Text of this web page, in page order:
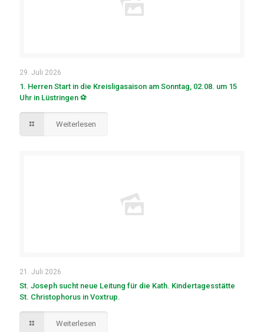
29. Juli 2026
1. Herren Start in die Kreisligasaison am Sonntag, 02.08. um 15
Uhr in Lüstringen ⚽
Weiterlesen
21. Juli 2026
St. Joseph sucht neue Leitung für die Kath. Kindertagesstätte
St. Christophorus in Voxtrup.
Weiterlesen